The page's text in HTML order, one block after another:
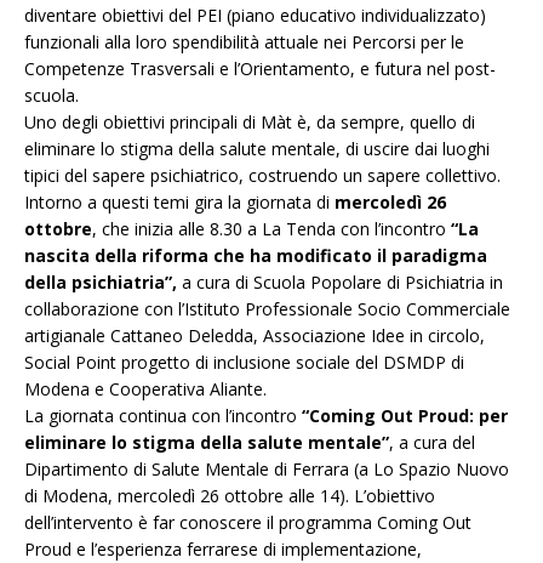
diventare obiettivi del PEI (piano educativo individualizzato)
funzionali alla loro spendibilità attuale nei Percorsi per le
Competenze Trasversali e l’Orientamento, e futura nel post-
scuola.
Uno degli obiettivi principali di Màt è, da sempre, quello di
eliminare lo stigma della salute mentale, di uscire dai luoghi
tipici del sapere psichiatrico, costruendo un sapere collettivo.
Intorno a questi temi gira la giornata di mercoledì 26
ottobre, che inizia alle 8.30 a La Tenda con l’incontro “La
nascita della riforma che ha modificato il paradigma
della psichiatria”, a cura di Scuola Popolare di Psichiatria in
collaborazione con l’Istituto Professionale Socio Commerciale
artigianale Cattaneo Deledda, Associazione Idee in circolo,
Social Point progetto di inclusione sociale del DSMDP di
Modena e Cooperativa Aliante.
La giornata continua con l’incontro “Coming Out Proud: per
eliminare lo stigma della salute mentale”, a cura del
Dipartimento di Salute Mentale di Ferrara (a Lo Spazio Nuovo
di Modena, mercoledì 26 ottobre alle 14). L’obiettivo
dell’intervento è far conoscere il programma Coming Out
Proud e l’esperienza ferrarese di implementazione,